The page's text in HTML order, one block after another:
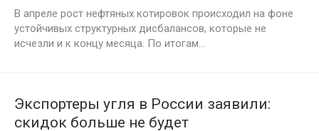
В апреле рост нефтяных котировок происходил на фоне
устойчивых структурных дисбалансов, которые не
исчезли и к концу месяца. По итогам...
Экспортеры угля в России заявили:
скидок больше не будет